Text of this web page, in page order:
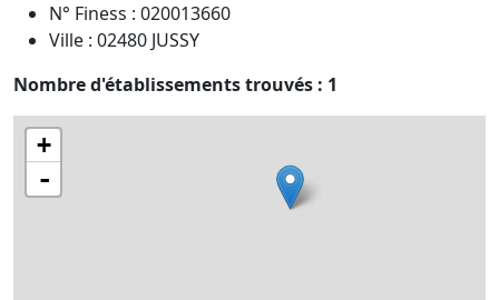
N° Finess : 020013660
Ville : 02480 JUSSY
Nombre d'établissements trouvés : 1
+
-